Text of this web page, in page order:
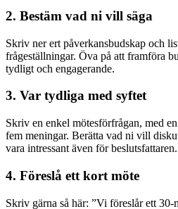
2. Bestäm vad ni vill säga
Skriv ner ert påverkansbudskap och
frågeställningar. Öva på att framföra
tydligt och engagerande.
3. Var tydliga med syftet
Skriv en enkel mötesförfrågan, med
fem meningar. Berätta vad ni vill
vara intressant även för beslutsfattaren.
4. Föreslå ett kort möte
Skriv gärna så här: ”Vi föreslår ett